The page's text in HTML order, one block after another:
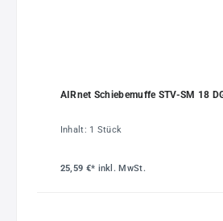
AIRnet Schiebemuffe STV-SM 18
Inhalt: 1 Stück
25,59 €* inkl. MwSt.